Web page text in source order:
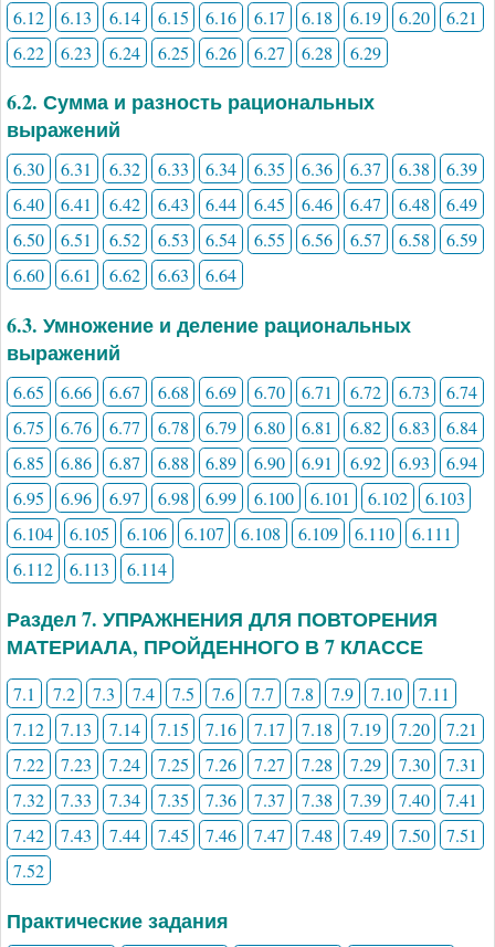
6.12
6.13 6.14 6.15 6.16 6.17 6.18 6.19 6.20
6.21
6.22
6.23 6.24 6.25 6.26 6.27 6.28 6.29
6.2. Сумма и разность рациональных
выражений
6.30 6.31 6.32 6.33 6.34 6.35 6.36 6.37 6.38
6.39
6.40
6.41 6.42 6.43 6.44 6.45 6.46 6.47 6.48
6.49
6.50
6.51 6.52 6.53 6.54 6.55 6.56 6.57 6.58
6.59
6.60
6.61 6.62 6.63 6.64
6.3. Умножение и деление рациональных
выражений
6.65 6.66 6.67 6.68 6.69 6.70 6.71 6.72 6.73
6.74
6.75
6.76 6.77 6.78 6.79 6.80 6.81 6.82 6.83
6.84
6.85
6.86 6.87 6.88 6.89 6.90 6.91 6.92 6.93
6.94
6.95
6.96 6.97 6.98 6.99 6.100 6.101 6.102
6.103
6.104
6.105 6.106 6.107 6.108 6.109 6.110
6.111
6.112
6.113 6.114
Раздел 7. УПРАЖНЕНИЯ ДЛЯ ПОВТОРЕНИЯ
МАТЕРИАЛА, ПРОЙДЕННОГО В 7 КЛАССЕ
7.1 7.2 7.3 7.4 7.5 7.6 7.7 7.8 7.9 7.10
7.11
7.12
7.13 7.14 7.15 7.16 7.17 7.18 7.19 7.20
7.21
7.22
7.23 7.24 7.25 7.26 7.27 7.28 7.29 7.30
7.31
7.32
7.33 7.34 7.35 7.36 7.37 7.38 7.39 7.40
7.41
7.42
7.43 7.44 7.45 7.46 7.47 7.48 7.49 7.50
7.51
7.52
Практические задания